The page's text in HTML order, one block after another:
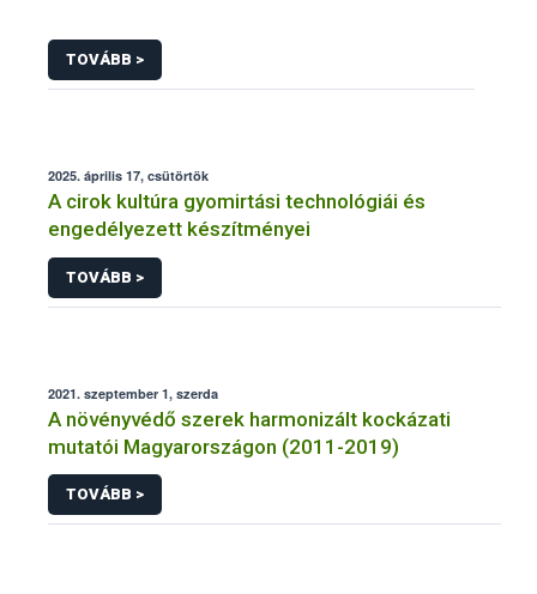
TOVÁBB >
2025. április 17, csütörtök
A cirok kultúra gyomirtási technológiái és
engedélyezett készítményei
TOVÁBB >
2021. szeptember 1, szerda
A növényvédő szerek harmonizált kockázati
mutatói Magyarországon (2011-2019)
TOVÁBB >